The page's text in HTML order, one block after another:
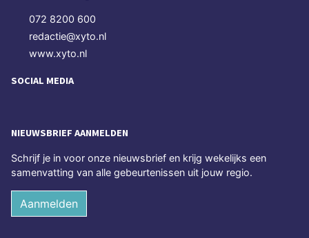
072 8200 600
redactie@xyto.nl
www.xyto.nl
SOCIAL MEDIA
NIEUWSBRIEF AANMELDEN
Schrijf je in voor onze nieuwsbrief en krijg wekelijks een
samenvatting van alle gebeurtenissen uit jouw regio.
Aanmelden